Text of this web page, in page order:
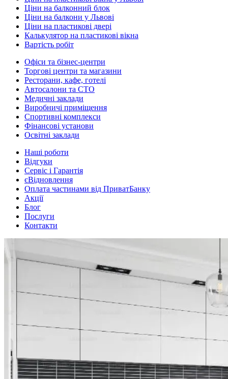
Ціни на балконний блок
Ціни на балкони у Львові
Ціни на пластикові двері
Калькулятор на пластикові вікна
Вартість робіт
Офіси та бізнес-центри
Торгові центри та магазини
Ресторани, кафе, готелі
Автосалони та СТО
Медичні заклади
Виробничі приміщення
Спортивні комплекси
Фінансові установи
Освітні заклади
Наші роботи
Відгуки
Сервіс і Гарантія
єВідновлення
Оплата частинами від ПриватБанку
Акції
Блог
Послуги
Контакти